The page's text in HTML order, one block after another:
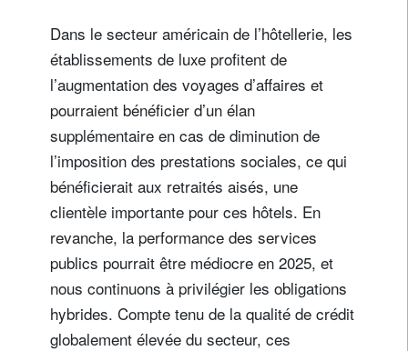
Dans le secteur américain de l’hôtellerie, les
établissements de luxe profitent de
l’augmentation des voyages d’affaires et
pourraient bénéficier d’un élan
supplémentaire en cas de diminution de
l’imposition des prestations sociales, ce qui
bénéficierait aux retraités aisés, une
clientèle importante pour ces hôtels. En
revanche, la performance des services
publics pourrait être médiocre en 2025, et
nous continuons à privilégier les obligations
hybrides. Compte tenu de la qualité de crédit
globalement élevée du secteur, ces